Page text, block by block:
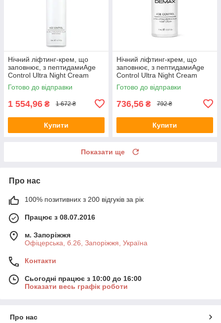
Нічний ліфтинг-крем, що
заповнює, з пептидамиAge
Control Ultra Night Cream
Peptide Filler Demax 50 мл
Готово до відправки
1 554,96 ₴ 1 672 ₴
Купити
Нічний ліфтинг-крем, що
заповнює, з пептидамиAge
Control Ultra Night Cream
Peptide Filler Demax15 мл
Готово до відправки
736,56 ₴ 792 ₴
Купити
Показати ще
Про нас
100% позитивних з 200 відгуків за рік
Працює з 08.07.2016
м. Запоріжжя
Офіцерська, б.26, Запоріжжя, Україна
Контакти
Сьогодні працює з 10:00 до 16:00
Показати весь графік роботи
Про нас